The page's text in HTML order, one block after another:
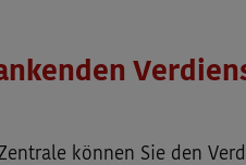
können Sie den